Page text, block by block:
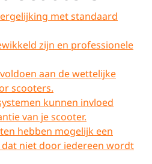
met standaard
zijn en professionele
aan de wettelijke
scooters.
kunnen invloed
van je scooter.
hebben mogelijk een
niet door iedereen wordt